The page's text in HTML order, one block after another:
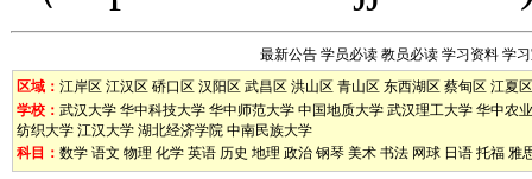
最新公告 学员必读 教员必读 学习资料 学
区域： 江岸区 江汉区 硚口区 汉阳区 武昌区 洪山区 青山区 东西湖区 蔡甸区 江夏区
学校： 武汉大学 华中科技大学 华中师范大学 中国地质大学 武汉理工大学 华中农
纺织大学 江汉大学 湖北经济学院 中南民族大学
科目： 数学 语文 物理 化学 英语 历史 地理 政治 钢琴 美术 书法 网球 日语 托福 雅